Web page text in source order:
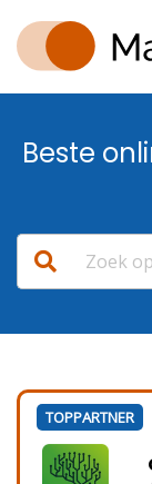
Beste
TOPPARTNER